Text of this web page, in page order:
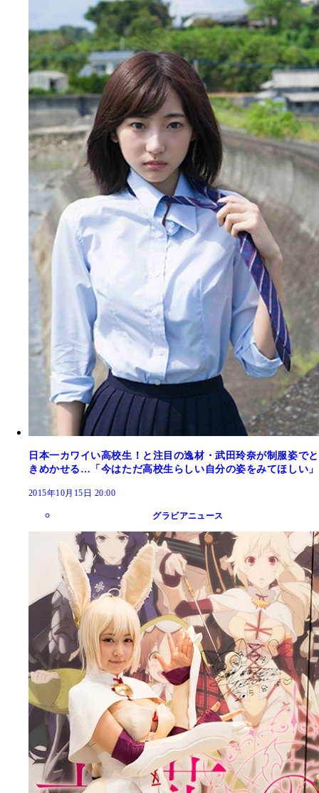
日本一カワイい高校生！と注目の逸材・武田玲奈が制服姿でと
きめかせる…「今はただ高校生らしい自分の姿をみてほしい」
2015年10月15日 20:00
グラビアニュース